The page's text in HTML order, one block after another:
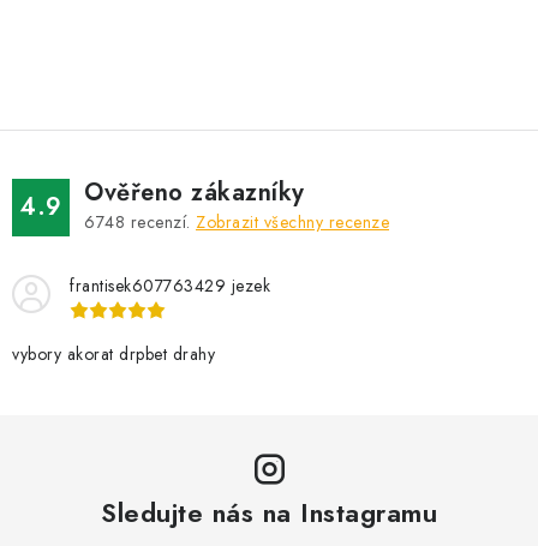
á
d
a
c
p
v
4.9 Ověřeno zákazníky
6748 recenzí. Zobrazit všechny recenze
frantisek607763429 jezek
vybory akorat drpbet drahy
Sledujte nás na Instagramu